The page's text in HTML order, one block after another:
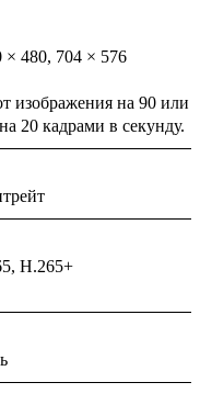
× 480, 704 × 576
изображения на 90 или
20 кадрами в секунду.
H.265+